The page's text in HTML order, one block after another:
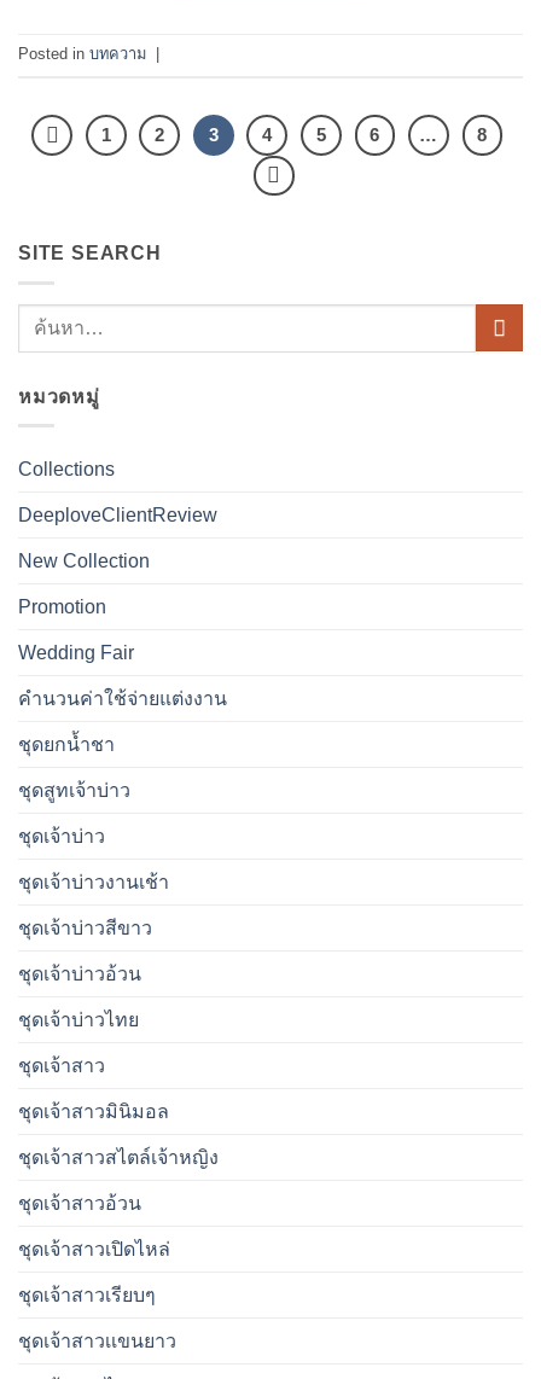
Posted in บทความ
1 2 3 4 5 6 … 8
SITE SEARCH
หมวดหมู่
Collections
DeeploveClientReview
New Collection
Promotion
Wedding Fair
คำนวนค่าใช้จ่ายแต่งงาน
ชุดยกน้ำชา
ชุดสูทเจ้าบ่าว
ชุดเจ้าบ่าว
ชุดเจ้าบ่าวงานเช้า
ชุดเจ้าบ่าวสีขาว
ชุดเจ้าบ่าวอ้วน
ชุดเจ้าบ่าวไทย
ชุดเจ้าสาว
ชุดเจ้าสาวมินิมอล
ชุดเจ้าสาวสไตล์เจ้าหญิง
ชุดเจ้าสาวอ้วน
ชุดเจ้าสาวเปิดไหล่
ชุดเจ้าสาวเรียบๆ
ชุดเจ้าสาวเเขนยาว